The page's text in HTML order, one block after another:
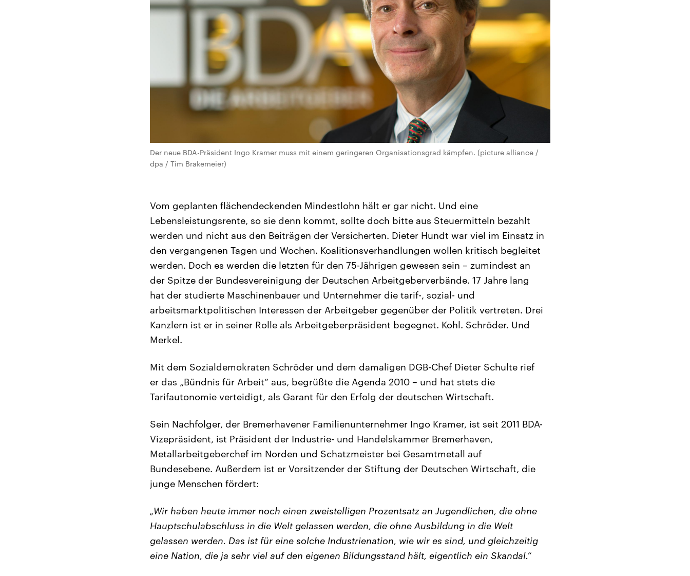
Der neue BDA-Präsident Ingo Kramer muss mit einem geringeren Organisationsgrad kämpfen. (picture alliance /
dpa / Tim Brakemeier)
Vom geplanten flächendeckenden Mindestlohn hält er gar nicht. Und eine
Lebensleistungsrente, so sie denn kommt, sollte doch bitte aus Steuermitteln bezahlt
werden und nicht aus den Beiträgen der Versicherten. Dieter Hundt war viel im Einsatz in
den vergangenen Tagen und Wochen. Koalitionsverhandlungen wollen kritisch begleitet
werden. Doch es werden die letzten für den 75-Jährigen gewesen sein – zumindest an
der Spitze der Bundesvereinigung der Deutschen Arbeitgeberverbände. 17 Jahre lang
hat der studierte Maschinenbauer und Unternehmer die tarif-, sozial- und
arbeitsmarktpolitischen Interessen der Arbeitgeber gegenüber der Politik vertreten. Drei
Kanzlern ist er in seiner Rolle als Arbeitgeberpräsident begegnet. Kohl. Schröder. Und
Merkel.
Mit dem Sozialdemokraten Schröder und dem damaligen DGB-Chef Dieter Schulte rief
er das „Bündnis für Arbeit“ aus, begrüßte die Agenda 2010 – und hat stets die
Tarifautonomie verteidigt, als Garant für den Erfolg der deutschen Wirtschaft.
Sein Nachfolger, der Bremerhavener Familienunternehmer Ingo Kramer, ist seit 2011 BDA-
Vizepräsident, ist Präsident der Industrie- und Handelskammer Bremerhaven,
Metallarbeitgeberchef im Norden und Schatzmeister bei Gesamtmetall auf
Bundesebene. Außerdem ist er Vorsitzender der Stiftung der Deutschen Wirtschaft, die
junge Menschen fördert:
„Wir haben heute immer noch einen zweistelligen Prozentsatz an Jugendlichen, die ohne
Hauptschulabschluss in die Welt gelassen werden, die ohne Ausbildung in die Welt
gelassen werden. Das ist für eine solche Industrienation, wie wir es sind, und gleichzeitig
eine Nation, die ja sehr viel auf den eigenen Bildungsstand hält, eigentlich ein Skandal.“